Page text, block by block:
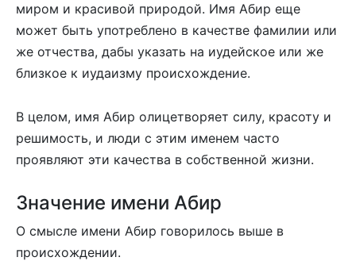
миром и красивой природой. Имя Абир еще
может быть употреблено в качестве фамилии или
же отчества, дабы указать на иудейское или же
близкое к иудаизму происхождение.
В целом, имя Абир олицетворяет силу, красоту и
решимость, и люди с этим именем часто
проявляют эти качества в собственной жизни.
Значение имени Абир
О смысле имени Абир говорилось выше в
происхождении.